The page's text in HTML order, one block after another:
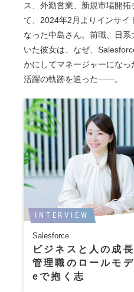
ス、外勤営業、新規市場開
て、2024年2月よりインサイ
なった中島さん。前職、日
いた彼女は、なぜ、
かにしてマネージャーにな
活躍の軌跡を追った――。
INTERVIEW
Salesforce
ビジネスと人の成
管理職のロールモ
eで抱く志